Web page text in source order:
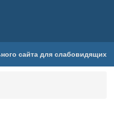
сайта для слабовидящих